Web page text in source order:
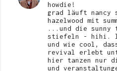
howdie!
grad läuft nancy
hazelwood mit
...und die sunny
stiefeln - hihi.
und wie cool,
revival erlebt
hier tanzen nur
und